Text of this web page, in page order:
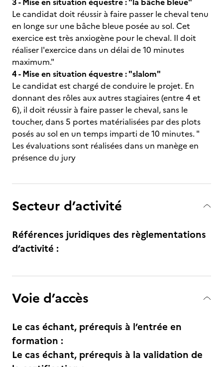
Le candidat doit réussir à faire passer le cheval tenu
en longe sur une bâche bleue posée au sol. Cet
exercice est très anxiogène pour le cheval. Il doit
réaliser l'exercice dans un délai de 10 minutes
maximum."
4 - Mise en situation équestre : "slalom"
Le candidat est chargé de conduire le projet. En
donnant des rôles aux autres stagiaires (entre 4 et
6), il doit réussir à faire passer le cheval, sans le
toucher, dans 5 portes matérialisées par des plots
posés au sol en un temps imparti de 10 minutes. "
Les évaluations sont réalisées dans un manège en
présence du jury
Secteur d’activité
Références juridiques des règlementations
d’activité :
Voie d’accès
Le cas échant, prérequis à l’entrée en
formation :
Le cas échant, prérequis à la validation de